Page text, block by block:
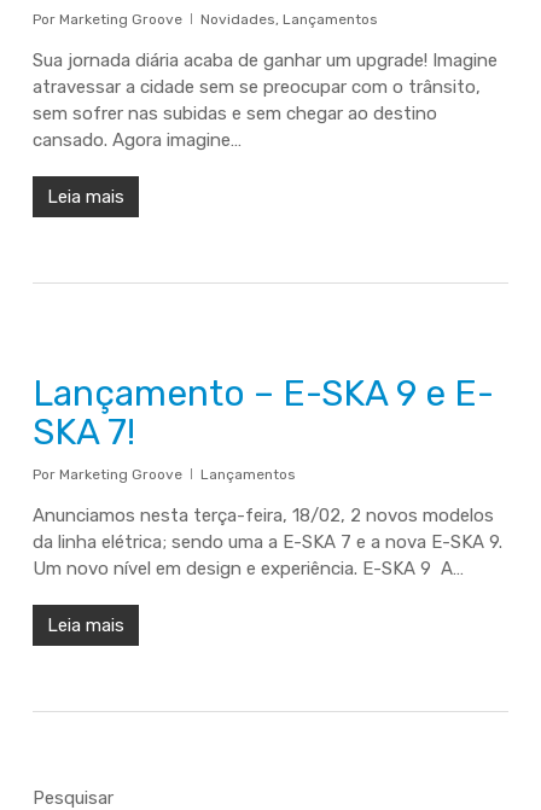
Por Marketing Groove Novidades, Lançamentos
Sua jornada diária acaba de ganhar um upgrade! Imagine
atravessar a cidade sem se preocupar com o trânsito,
sem sofrer nas subidas e sem chegar ao destino
cansado. Agora imagine…
Leia mais
Lançamento – E-SKA 9 e E-
SKA 7!
Por Marketing Groove Lançamentos
Anunciamos nesta terça-feira, 18/02, 2 novos modelos
da linha elétrica; sendo uma a E-SKA 7 e a nova E-SKA 9.
Um novo nível em design e experiência. E-SKA 9 A…
Leia mais
Pesquisar